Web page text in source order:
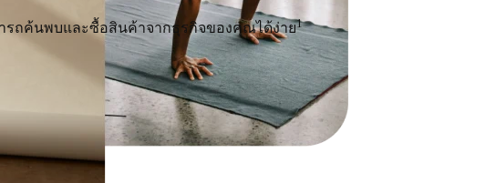
รถค้นพบและซื้อสินค้าจากธุรกิจของคุณได้ง่าย1